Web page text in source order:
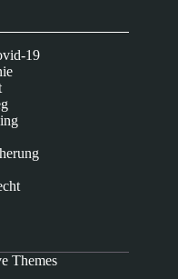
19
Themes